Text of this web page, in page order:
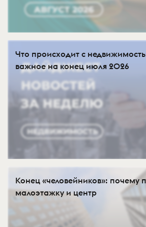
Что происходит с
важное на конец июля 2026
Конец «человейников»: почему
малоэтажку и центр